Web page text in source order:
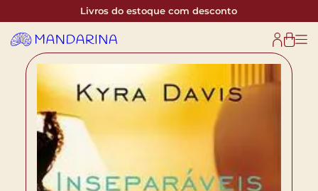
Livros do estoque com desconto